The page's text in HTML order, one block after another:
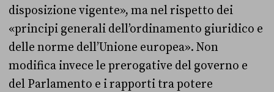
disposizione vigente», ma nel rispetto dei
«principi generali dell’ordinamento giuridico e
delle norme dell’Unione europea». Non
modifica invece le prerogative del governo e
del Parlamento e i rapporti tra potere